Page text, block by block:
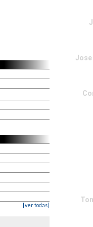
[ver todas]
Jose